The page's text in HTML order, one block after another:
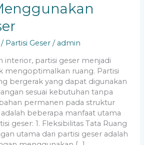
/ Partisi Geser / admin
interior, partisi geser menjadi
mengoptimalkan ruang. Partisi
bergerak yang dapat digunakan
sesuai kebutuhan tanpa
permanen pada struktur
beberapa manfaat utama
geser: 1. Fleksibilitas Tata Ruang
utama dari partisi geser adalah